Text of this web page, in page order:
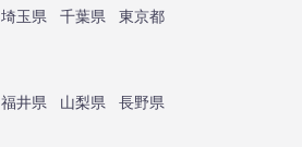
埼玉県 千葉県
東京都
福井県 山梨県
長野県